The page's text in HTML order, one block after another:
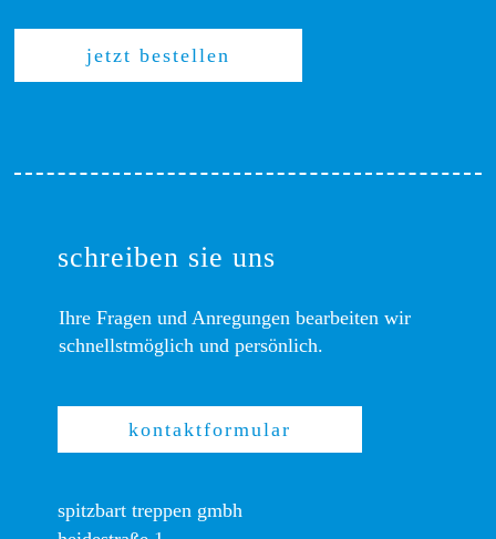
jetzt bestellen
schreiben sie uns
Ihre Fragen und Anregungen bearbeiten wir
schnellstmöglich und persönlich.
kontaktformular
spitzbart treppen gmbh